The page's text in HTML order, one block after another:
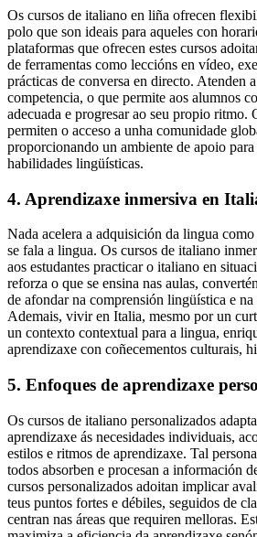
Os cursos de italiano en liña ofrecen
polo que son ideais para aqueles con
plataformas que ofrecen estes cursos
de ferramentas como leccións en vídeo,
prácticas de conversa en directo. Atenden
competencia, o que permite aos alumnos
adecuada e progresar ao seu propio ritmo.
permiten o acceso a unha comunidade
proporcionando un ambiente de apoio
habilidades lingüísticas.
4. Aprendizaxe inmersiva en
Nada acelera a adquisición da lingua
se fala a lingua. Os cursos de italiano
aos estudantes practicar o italiano en
reforza o que se ensina nas aulas,
de afondar na comprensión lingüística e na
Ademais, vivir en Italia, mesmo por un
un contexto contextual para a lingua,
aprendizaxe con coñecementos culturais,
5. Enfoques de aprendizaxe
Os cursos de italiano personalizados
aprendizaxe ás necesidades individuais,
estilos e ritmos de aprendizaxe. Tal
todos absorben e procesan a información
cursos personalizados adoitan implicar
teus puntos fortes e débiles, seguidos de
centran nas áreas que requiren melloras.